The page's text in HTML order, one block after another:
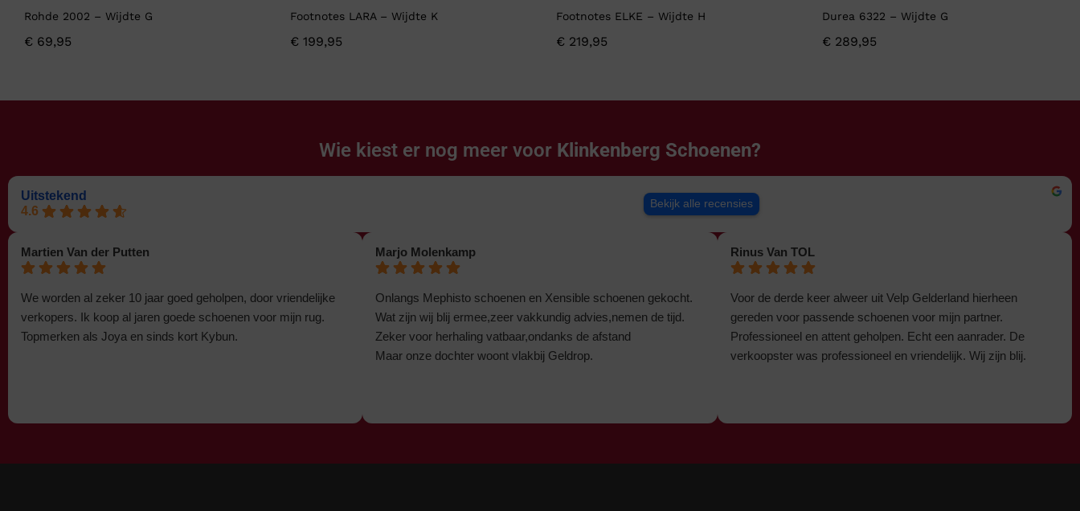
Rohde 2002 – Wijdte G
€ 69,95
Footnotes LARA – Wijdte K
€ 199,95
Footnotes ELKE – Wijdte H
€ 219,95
Durea 6322 – Wijdte G
€ 289,95
Wie kiest er nog meer voor Klinkenberg Schoenen?
Uitstekend
4.6
Bekijk alle recensies
Martien Van der Putten
We worden al zeker 10 jaar goed geholpen, door vriendelijke
verkopers. Ik koop al jaren goede schoenen voor mijn rug.
Topmerken als Joya en sinds kort Kybun.
Marjo Molenkamp
Onlangs Mephisto schoenen en Xensible schoenen gekocht.
Wat zijn wij blij ermee,zeer vakkundig advies,nemen de tijd.
Zeker voor herhaling vatbaar,ondanks de afstand
Maar onze dochter woont vlakbij Geldrop.
Rinus Van TOL
Voor de derde keer alweer uit Velp Gelderland hierheen
gereden voor passende schoenen voor mijn partner.
Professioneel en attent geholpen. Echt een aanrader. De
verkoopster was professioneel en vriendelijk. Wij zijn blij.